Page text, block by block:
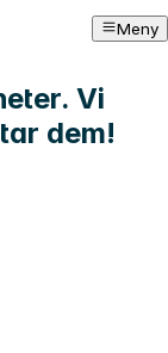
Meny
Vi
dem!